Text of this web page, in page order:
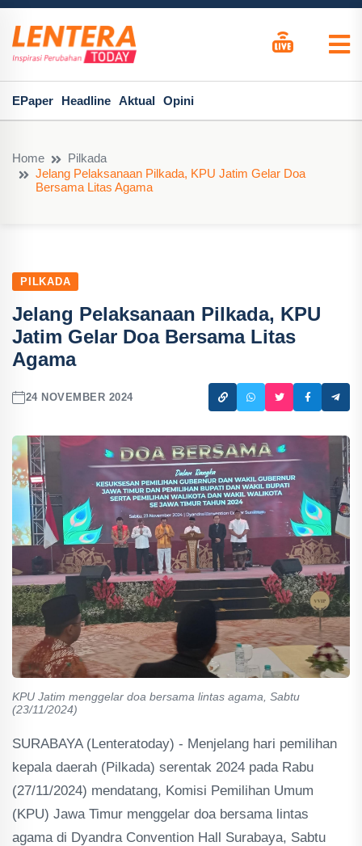
EPaper Headline Aktual Opini
Home
Pilkada
Jelang Pelaksanaan Pilkada, KPU Jatim Gelar Doa
Bersama Litas Agama
PILKADA
Jelang Pelaksanaan Pilkada, KPU
Jatim Gelar Doa Bersama Litas
Agama
24 NOVEMBER 2024
KPU Jatim menggelar doa bersama lintas agama, Sabtu
(23/11/2024)
SURABAYA (Lenteratoday) - Menjelang hari pemilihan
kepala daerah (Pilkada) serentak 2024 pada Rabu
(27/11/2024) mendatang, Komisi Pemilihan Umum
(KPU) Jawa Timur menggelar doa bersama lintas
agama di Dyandra Convention Hall Surabaya, Sabtu